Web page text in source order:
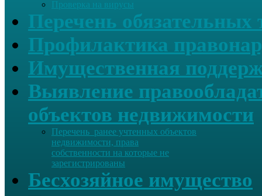
Проверка на вирусы
Перечень обязательных
Профилактика
Имущественная
Выявление
объектов недвижимости
Перечень ранее учтенных объектов
недвижимости, права
собственности на которые не
зарегистрированы
Бесхозяйное имущество